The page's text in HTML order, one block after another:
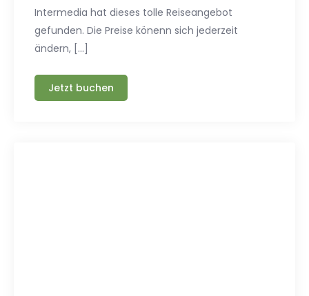
Intermedia hat dieses tolle Reiseangebot
gefunden. Die Preise könenn sich jederzeit
ändern, […]
Jetzt buchen